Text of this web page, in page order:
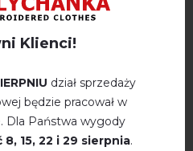
(BEŻ Z WIŚNIOWYM)
(beż z wiśniowym)
Klienci!
dział sprzedaży
będzie pracował w
Dla Państwa wygody
8, 15, 22 і 29 sierpnia.